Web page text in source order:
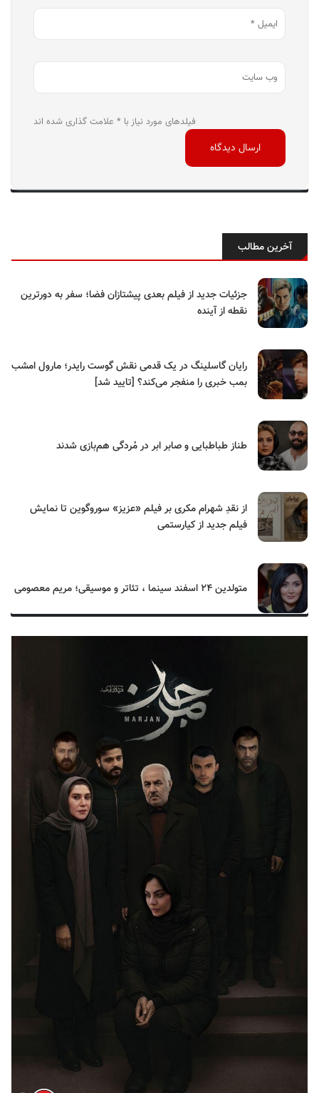
فیلدهای مورد نیاز با * علامت گذاری شده اند
آخرین مطالب
جزئیات جدید از فیلم بعدی پیشتازان فضا؛ سفر به دورترین
نقطه از آینده
رایان گاسلینگ در یک قدمی نقش گوست رایدر؛ مارول امشب
بمب خبری را منفجر می‌کند؟ [تایید شد]
طناز طباطبایی و صابر ابر در مُردگی هم‌بازی شدند
از نقدِ شهرام مکری بر فیلم «عزیز» سوروگوین تا نمایش
فیلم جدید از کیارستمی
متولدین ۲۴ اسفند سینما ، تئاتر و موسیقی؛ مریم معصومی